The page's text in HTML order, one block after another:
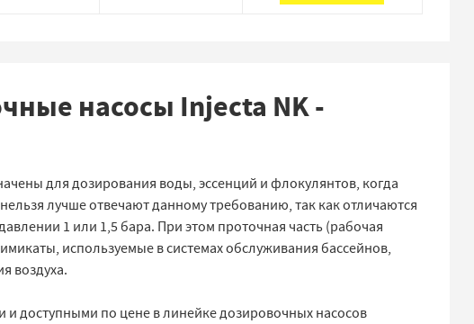
насосы Injecta NK -
для дозирования воды, эссенций и флокулянтов, когда
лучше отвечают данному требованию, так как отличаются
1 или 1,5 бара. При этом проточная часть (рабочая
используемые в системах обслуживания бассейнов,
воздуха.
доступными по цене в линейке дозировочных насосов